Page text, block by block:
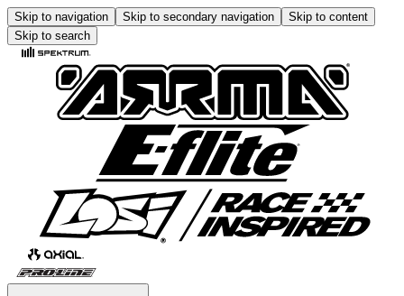
Skip to navigation Skip to secondary navigation
Skip to content
Skip to search